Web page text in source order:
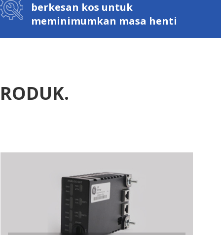
berkesan kos untuk
meminimumkan masa henti